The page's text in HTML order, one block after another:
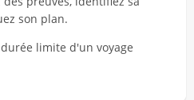
son plan.
limite d'un voyage